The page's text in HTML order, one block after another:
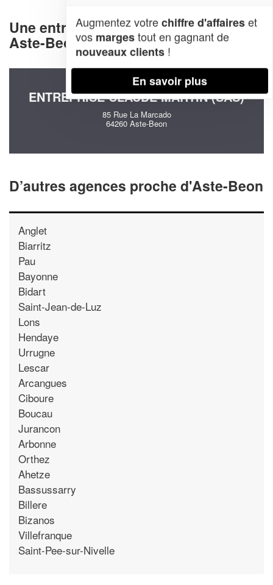
Une entreprise decommunication à
Aste-Beon (64260)
ENTREPRISE CLAUDE MARTIN (SAS)
85 Rue La Marcado
64260 Aste-Beon
D’autres agences proche d'Aste-Beon
Anglet
Biarritz
Pau
Bayonne
Bidart
Saint-Jean-de-Luz
Lons
Hendaye
Urrugne
Lescar
Arcangues
Ciboure
Boucau
Jurancon
Arbonne
Orthez
Ahetze
Bassussarry
Billere
Bizanos
Villefranque
Saint-Pee-sur-Nivelle
Augmentez votrechiffre d'affaireset
vos margestout en gagnant de
nouveaux clients !
En savoir plus